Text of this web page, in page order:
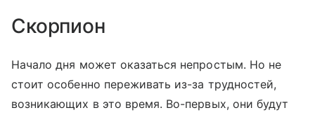
Скорпион
Начало дня может оказаться непростым. Но не
стоит особенно переживать из-за трудностей,
возникающих в это время. Во-первых, они будут